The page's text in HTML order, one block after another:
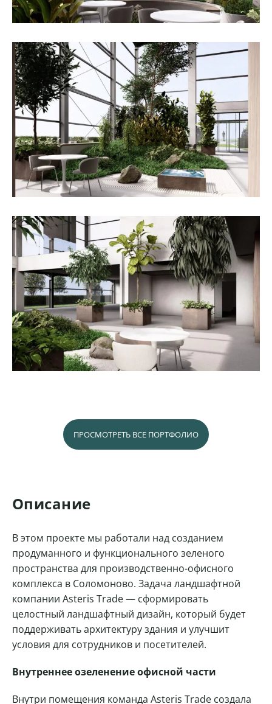
ПРОСМОТРЕТЬ ВСЕ ПОРТФОЛИО
Описание
В этом проекте мы работали над созданием
продуманного и функционального зеленого
пространства для производственно-офисного
комплекса в Соломоново. Задача ландшафтной
компании Asteris Trade — сформировать
целостный ландшафтный дизайн, который будет
поддерживать архитектуру здания и улучшит
условия для сотрудников и посетителей.
Внутреннее озеленение офисной части
Внутри помещения команда Asteris Trade создала